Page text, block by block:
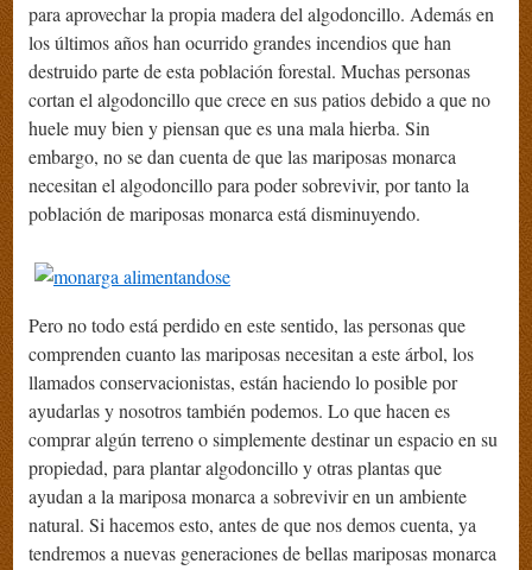
para aprovechar la propia madera del algodoncillo. Además en
los últimos años han ocurrido grandes incendios que han
destruido parte de esta población forestal. Muchas personas
cortan el algodoncillo que crece en sus patios debido a que no
huele muy bien y piensan que es una mala hierba. Sin
embargo, no se dan cuenta de que las mariposas monarca
necesitan el algodoncillo para poder sobrevivir, por tanto la
población de mariposas monarca está disminuyendo.
Pero no todo está perdido en este sentido, las personas que
comprenden cuanto las mariposas necesitan a este árbol, los
llamados conservacionistas, están haciendo lo posible por
ayudarlas y nosotros también podemos. Lo que hacen es
comprar algún terreno o simplemente destinar un espacio en su
propiedad, para plantar algodoncillo y otras plantas que
ayudan a la mariposa monarca a sobrevivir en un ambiente
natural. Si hacemos esto, antes de que nos demos cuenta, ya
tendremos a nuevas generaciones de bellas mariposas monarca